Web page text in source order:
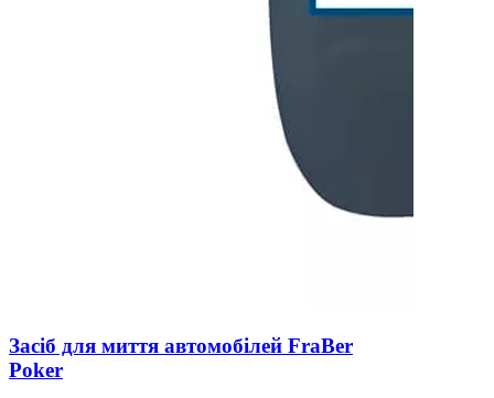
Засіб для миття автомобілей FraBer
Poker